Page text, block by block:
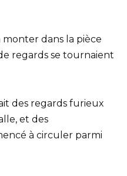
monter dans la pièce
regards se tournaient
des regards furieux
et des
à circuler parmi